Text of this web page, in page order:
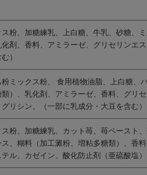
粉、加糖練乳、上白糖、牛乳、砂糖、
剤、香料、アミラーゼ、グリセリンエ
）
ミックス粉、 食用植物油脂、上白糖、
）、乳化剤、アミラーゼ、香料、グリ
リシン、（一部に乳成分・大豆を含む）
粉、加糖練乳、カット苺、苺ペースト
、糊料（加工澱粉、増粘多糖類）、香
ル、カゼイン、酸化防止剤（亜硫酸塩